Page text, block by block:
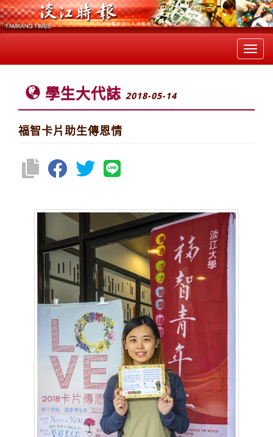
學生大代誌 2018-05-14
福智卡片助生傳恩情